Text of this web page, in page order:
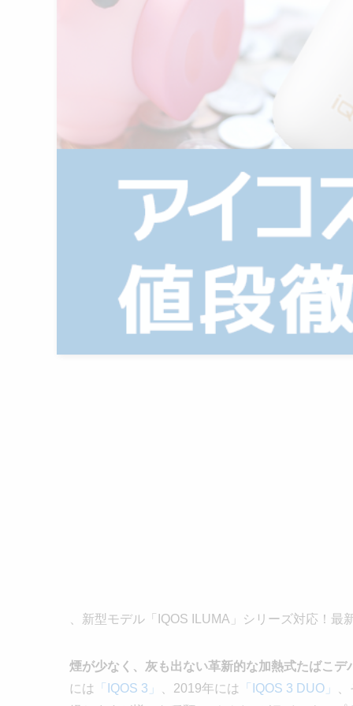
、新型モデル「IQOS ILUMA」シリーズ対応！
煙が少なく、灰も出ない革新的な加熱式たばこ
には
「IQOS 3」 、2019年には 「IQOS 3 DUO」